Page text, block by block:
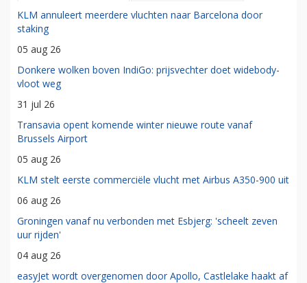
KLM annuleert meerdere vluchten naar Barcelona door
staking
05 aug 26
Donkere wolken boven IndiGo: prijsvechter doet widebody-
vloot weg
31 jul 26
Transavia opent komende winter nieuwe route vanaf
Brussels Airport
05 aug 26
KLM stelt eerste commerciële vlucht met Airbus A350-900 uit
06 aug 26
Groningen vanaf nu verbonden met Esbjerg: 'scheelt zeven
uur rijden'
04 aug 26
easyJet wordt overgenomen door Apollo, Castlelake haakt af